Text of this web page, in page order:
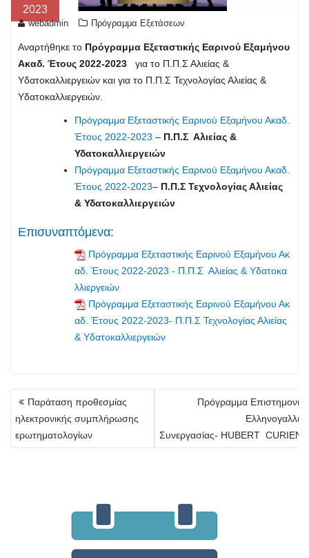
2023
webadmin Πρόγραμμα Εξετάσεων
Αναρτήθηκε το Πρόγραμμα Εξεταστικής Εαρινού Εξαμήνου
Ακαδ. Έτους 2022-2023 για το Π.Π.Σ Αλιείας &
Υδατοκαλλιεργειών και για το Π.Π.Σ Τεχνολογίας Αλιείας &
Υδατοκαλλιεργειών.
Πρόγραμμα Εξεταστικής Εαρινού Εξαμήνου Ακαδ.
Έτους 2022-2023 – Π.Π.Σ Αλιείας &
Υδατοκαλλιεργειών
Πρόγραμμα Εξεταστικής Εαρινού Εξαμήνου Ακαδ.
Έτους 2022-2023– Π.Π.Σ Τεχνολογίας Αλιείας
& Υδατοκαλλιεργειών
Επισυναπτόμενα:
Πρόγραμμα Εξεταστικής Εαρινού Εξαμήνου Ακ
αδ. Έτους 2022-2023 - Π.Π.Σ Αλιείας & Υδατοκα
λλιεργειών
Πρόγραμμα Εξεταστικής Εαρινού Εξαμήνου Ακ
αδ. Έτους 2022-2023- Π.Π.Σ Τεχνολογίας Αλιείας
& Υδατοκαλλιεργειών
Πλοήγηση
άρθρων
Παράταση προθεσμίας
ηλεκτρονικής συμπλήρωσης
ερωτηματολογίων
Πρόγραμμα
Συνεργασίας- HUBERT CURIEN